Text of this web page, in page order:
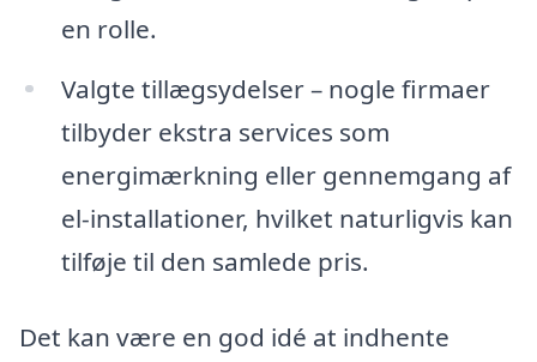
en rolle.
Valgte tillægsydelser – nogle firmaer
tilbyder ekstra services som
energimærkning eller gennemgang af
el-installationer, hvilket naturligvis kan
tilføje til den samlede pris.
Det kan være en god idé at indhente